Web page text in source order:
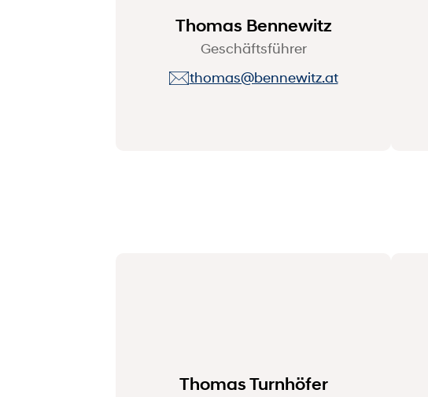
Thomas Bennewitz
Geschäftsführer
thomas@bennewitz.at
Thomas Turnhöfer